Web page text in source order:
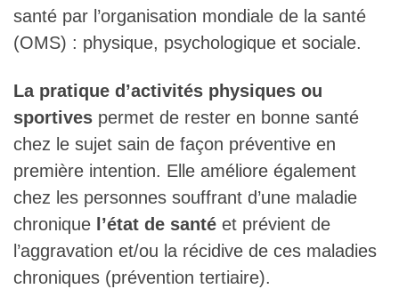
santé par l’organisation mondiale de la santé
(OMS) : physique, psychologique et sociale.
La pratique d’activités physiques ou
sportives permet de rester en bonne santé
chez le sujet sain de façon préventive en
première intention. Elle améliore également
chez les personnes souffrant d’une maladie
chronique l’état de santé et prévient de
l’aggravation et/ou la récidive de ces maladies
chroniques (prévention tertiaire).